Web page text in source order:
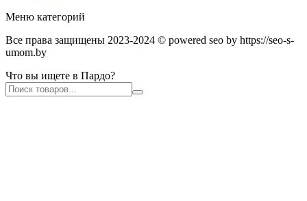
Меню категорий
Все права защищены 2023-2024 © powered seo by https://seo-s-
umom.by
Что вы ищете в Пардо?